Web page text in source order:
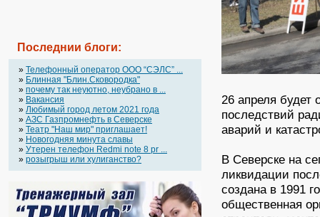
Последнии блоги:
» Телефонный оператор OOO “СЭЛС” ...
» Блинная "Блин.Сковородка"
» почему так неуютно, неубрано в ...
» Вакансия
» Любимый город летом 2021 года
» АЗС Газпромнефть в Северске
» Театр "Наш мир" приглашает!
» Новогодняя минута славы
» Утерен телефон Redmi note 8 pr ...
» розыгрыш или хулиганство?
26 апреля будет
последствий
аварий и
В Северске на
ликвидации
создана в 1991
общественная